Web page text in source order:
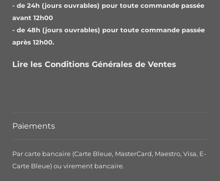
- de 24h (jours ouvrables) pour toute commande passée
avant 12h00
- de 48h (jours ouvrables) pour toute commande passée
après 12h00.
Lire les Conditions Générales de Ventes
Paiements
Par carte bancaire (Carte Bleue, MasterCard, Maestro, Visa, E-
Carte Bleue) ou virement bancaire.